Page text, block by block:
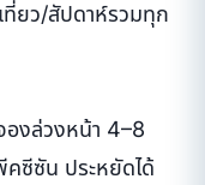
ที่ยว/สัปดาห์รวมทุก
องล่วงหน้า 4–8
คซีซัน ประหยัดได้